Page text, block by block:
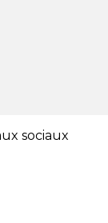
sociaux